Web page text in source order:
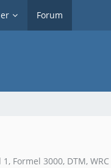
Forum
Formel 3000, DTM,